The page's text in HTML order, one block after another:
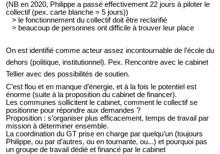
(NB en 2020, Philippe a passé effectivement 22 jours à piloter le
collectif (pex. carte blanche = 5 jours))
> le fonctionnement du collectif doit être reclarifié
> beaucoup de personnes ont difficile à trouver leur place
On est identifié comme acteur assez incontournable de l’école du
dehors (politique, institutionnel). Pex. Rencontre avec le cabinet
Tellier avec des possibilités de soutien.
C’est flou et en manque d’énergie, et à la fois le potentiel est
énorme (suite à la proposition du cabinet de financer).
Les communes sollicitent le cabinet, comment le collectif se
positionne pour répondre aux demandes ?
Proposition : s’organiser plus efficacement, temps de travail par
mission à déterminer ensemble.
La coordination du GT prise en charge par quelqu’un (toujours
Philippe, ou par d’autres, ou en tournante, ou...) et pourquoi pas
un groupe de travail dédié et financé par le cabinet